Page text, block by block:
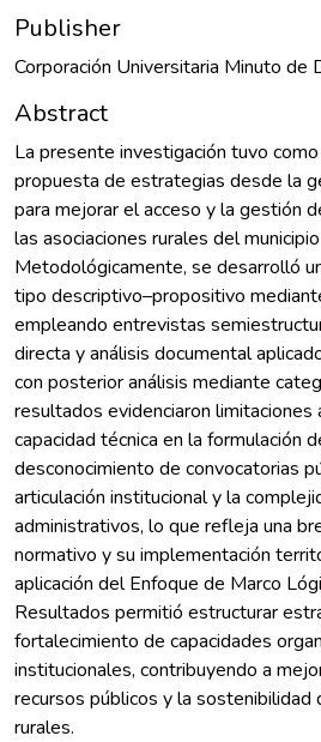
Publisher
Corporación Universitaria Minuto de
Abstract
La presente investigación tuvo
propuesta de estrategias desde la
para mejorar el acceso y la gestión
las asociaciones rurales del
Metodológicamente, se desarrolló
tipo descriptivo–propositivo
empleando entrevistas
directa y análisis documental
con posterior análisis mediante
resultados evidenciaron limitaciones
capacidad técnica en la formulación
desconocimiento de convocatorias
articulación institucional y la
administrativos, lo que refleja una
normativo y su implementación
aplicación del Enfoque de Marco
Resultados permitió estructurar
fortalecimiento de capacidades
institucionales, contribuyendo a
recursos públicos y la sostenibilidad
rurales.